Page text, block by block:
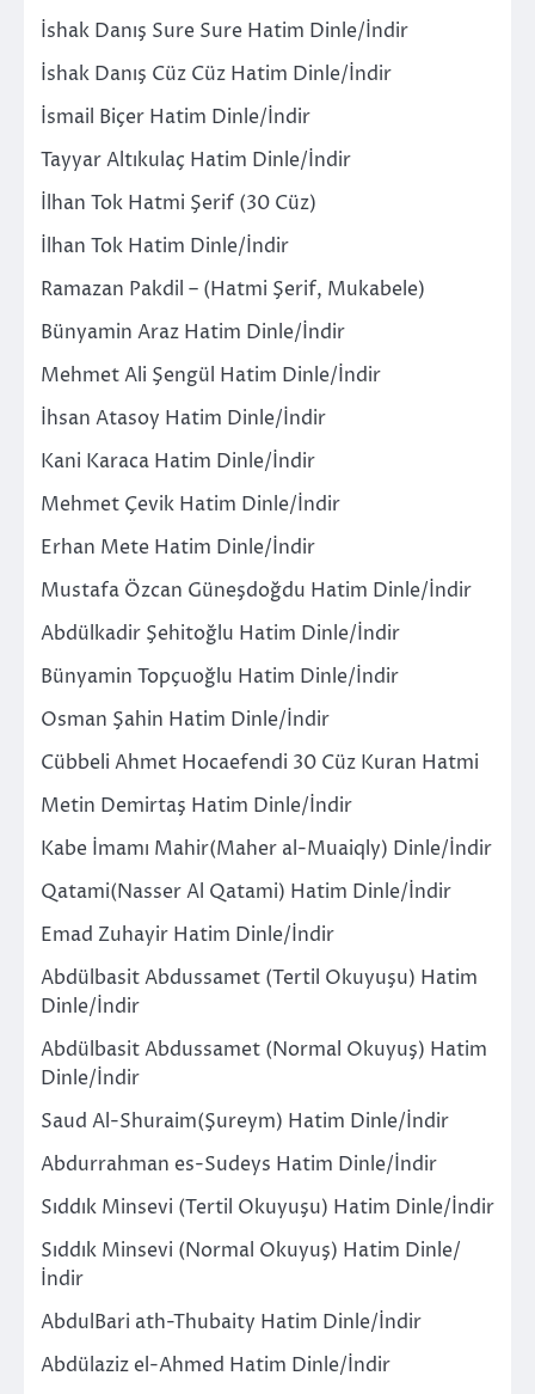
İshak Danış Sure Sure Hatim Dinle/İndir
İshak Danış Cüz Cüz Hatim Dinle/İndir
İsmail Biçer Hatim Dinle/İndir
Tayyar Altıkulaç Hatim Dinle/İndir
İlhan Tok Hatmi Şerif (30 Cüz)
İlhan Tok Hatim Dinle/İndir
Ramazan Pakdil – (Hatmi Şerif, Mukabele)
Bünyamin Araz Hatim Dinle/İndir
Mehmet Ali Şengül Hatim Dinle/İndir
İhsan Atasoy Hatim Dinle/İndir
Kani Karaca Hatim Dinle/İndir
Mehmet Çevik Hatim Dinle/İndir
Erhan Mete Hatim Dinle/İndir
Mustafa Özcan Güneşdoğdu Hatim Dinle/İndir
Abdülkadir Şehitoğlu Hatim Dinle/İndir
Bünyamin Topçuoğlu Hatim Dinle/İndir
Osman Şahin Hatim Dinle/İndir
Cübbeli Ahmet Hocaefendi 30 Cüz Kuran Hatmi
Metin Demirtaş Hatim Dinle/İndir
Kabe İmamı Mahir(Maher al-Muaiqly) Dinle/İndir
Qatami(Nasser Al Qatami) Hatim Dinle/İndir
Emad Zuhayir Hatim Dinle/İndir
Abdülbasit Abdussamet (Tertil Okuyuşu) Hatim
Dinle/İndir
Abdülbasit Abdussamet (Normal Okuyuş) Hatim
Dinle/İndir
Saud Al-Shuraim(Şureym) Hatim Dinle/İndir
Abdurrahman es-Sudeys Hatim Dinle/İndir
Sıddık Minsevi (Tertil Okuyuşu) Hatim Dinle/İndir
Sıddık Minsevi (Normal Okuyuş) Hatim Dinle/
İndir
AbdulBari ath-Thubaity Hatim Dinle/İndir
Abdülaziz el-Ahmed Hatim Dinle/İndir